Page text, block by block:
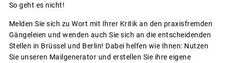
So geht es nicht!
Melden Sie sich zu Wort mit Ihrer Kritik an den praxisfremden
Gängeleien und wenden auch Sie sich an die entscheidenden
Stellen in Brüssel und Berlin! Dabei helfen wie Ihnen: Nutzen
Sie unseren Mailgenerator und erstellen Sie ihre eigene